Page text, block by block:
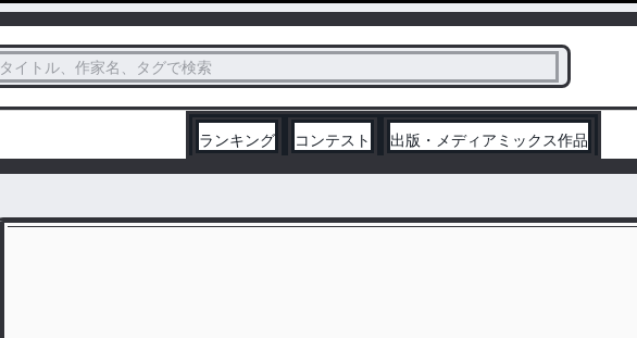
タイトル、作家名、タグで検索
ランキング コンテスト 出版・メディアミックス作品